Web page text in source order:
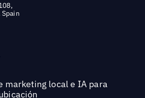
marketing local e IA para